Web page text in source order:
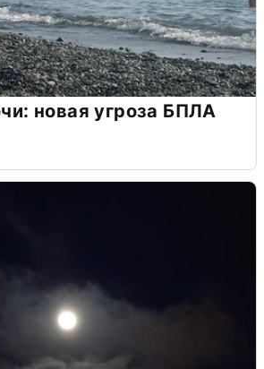
новая угроза БПЛА